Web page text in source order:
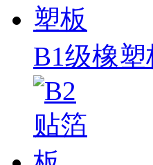
B1级橡塑